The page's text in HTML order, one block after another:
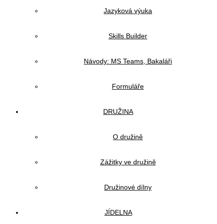
Jazyková výuka
Skills Builder
Návody: MS Teams, Bakaláři
Formuláře
DRUŽINA
O družině
Zážitky ve družině
Družinové dílny
JÍDELNA